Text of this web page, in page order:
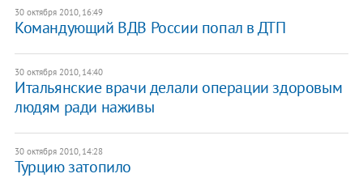
30 октября 2010, 16:49
Командующий ВДВ России попал в ДТП
30 октября 2010, 14:40
Итальянские врачи делали операции здоровым
людям ради наживы
30 октября 2010, 14:28
Турцию затопило